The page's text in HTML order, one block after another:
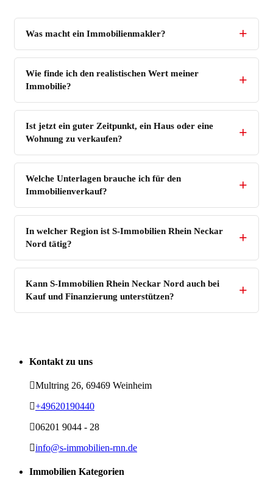
Was macht ein Immobilienmakler?
Wie finde ich den realistischen Wert meiner
Immobilie?
Ist jetzt ein guter Zeitpunkt, ein Haus oder eine
Wohnung zu verkaufen?
Welche Unterlagen brauche ich für den
Immobilienverkauf?
In welcher Region ist S-Immobilien Rhein Neckar
Nord tätig?
Kann S-Immobilien Rhein Neckar Nord auch bei
Kauf und Finanzierung unterstützen?
Kontakt zu uns
Multring 26, 69469 Weinheim
+49620190440
06201 9044 - 28
info@s-immobilien-rnn.de
Immobilien Kategorien